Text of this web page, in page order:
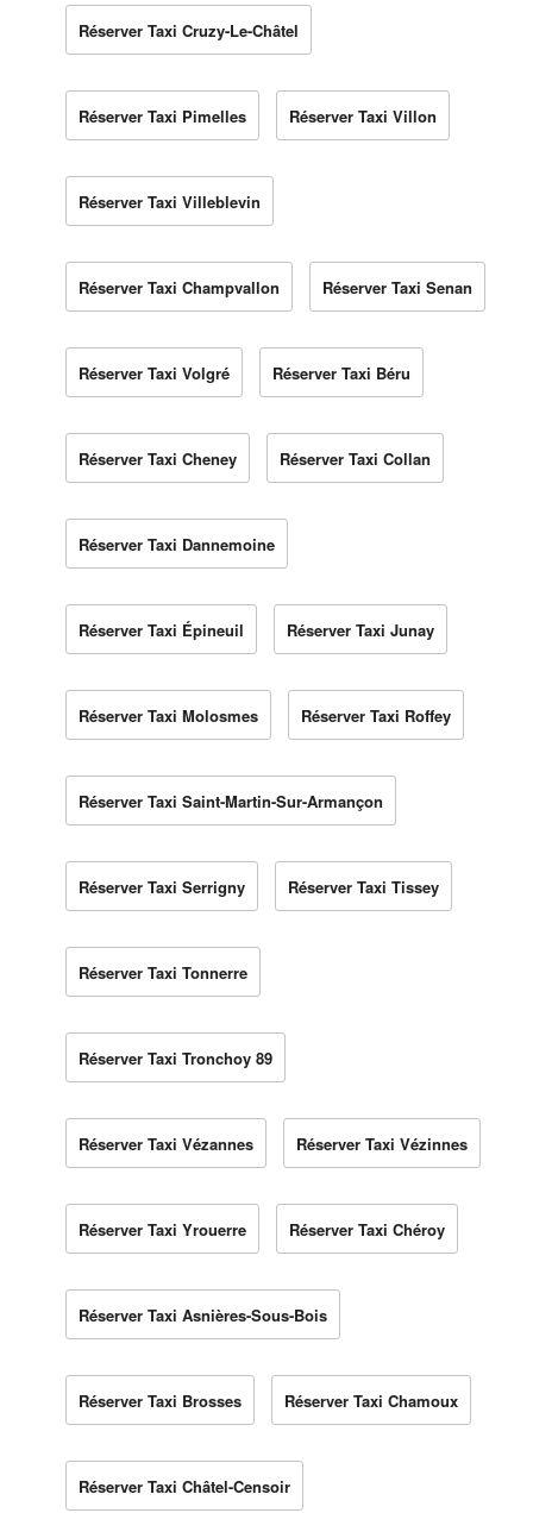
Réserver Taxi Cruzy-Le-Châtel
Réserver Taxi Pimelles Réserver Taxi Villon
Réserver Taxi Villeblevin
Réserver Taxi Champvallon Réserver Taxi Senan
Réserver Taxi Volgré Réserver Taxi Béru
Réserver Taxi Cheney Réserver Taxi Collan
Réserver Taxi Dannemoine
Réserver Taxi Épineuil Réserver Taxi Junay
Réserver Taxi Molosmes Réserver Taxi Roffey
Réserver Taxi Saint-Martin-Sur-Armançon
Réserver Taxi Serrigny Réserver Taxi Tissey
Réserver Taxi Tonnerre
Réserver Taxi Tronchoy 89
Réserver Taxi Vézannes Réserver Taxi Vézinnes
Réserver Taxi Yrouerre Réserver Taxi Chéroy
Réserver Taxi Asnières-Sous-Bois
Réserver Taxi Brosses Réserver Taxi Chamoux
Réserver Taxi Châtel-Censoir